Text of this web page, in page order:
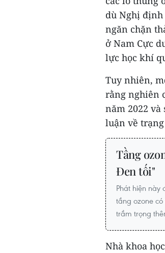
dù Nghị định
ngăn chặn
ở Nam Cực
lực học khí
Tuy nhiên,
rằng nghiên
năm 2022
luận về
Tầng
Đen tối"
Phát hiện này
tầng ozone
trầm trọng
Nhà khoa